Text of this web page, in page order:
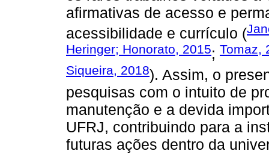
afirmativas de acesso e
acessibilidade e currículo (
Heringer; Honorato, 2015; Tomaz,
Siqueira, 2018). Assim, o
pesquisas com o intuito de
manutenção e a devida
UFRJ, contribuindo para a
futuras ações dentro da